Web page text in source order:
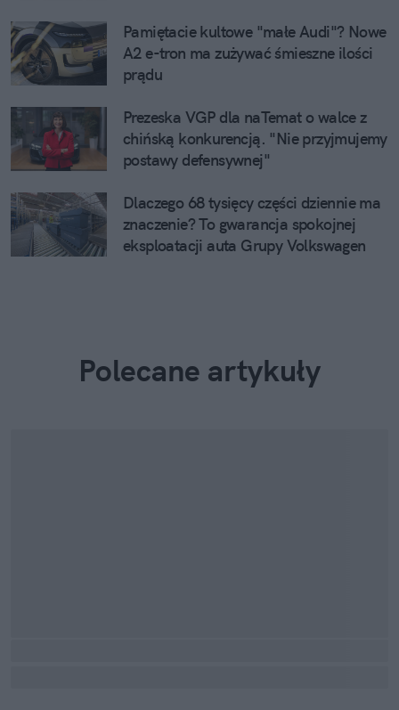
Pamiętacie kultowe "małe Audi"? Nowe
A2 e-tron ma zużywać śmieszne ilości
prądu
Prezeska VGP dla naTemat o walce z
chińską konkurencją. "Nie przyjmujemy
postawy defensywnej"
Dlaczego 68 tysięcy części dziennie ma
znaczenie? To gwarancja spokojnej
eksploatacji auta Grupy Volkswagen
Polecane artykuły